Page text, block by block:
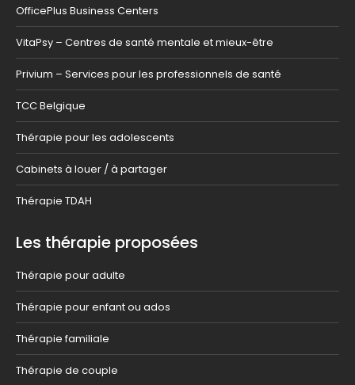
OfficePlus Business Centers
VitaPsy – Centres de santé mentale et mieux-être
Privium – Services pour les professionnels de santé
TCC Belgique
Thérapie pour les adolescents
Cabinets à louer / à partager
Thérapie TDAH
Les thérapie proposées
Thérapie pour adulte
Thérapie pour enfant ou ados
Thérapie familiale
Thérapie de couple